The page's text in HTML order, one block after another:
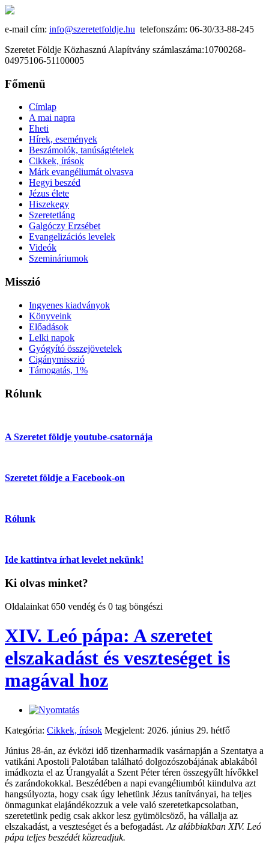
e-mail cím: info@szeretetfoldje.hu telefonszám: 06-30/33-88-245
Szeretet Földje Közhasznú Alapítvány számlaszáma:10700268-
04975106-51100005
Főmenü
Címlap
A mai napra
Eheti
Hírek, események
Beszámolók, tanúságtételek
Cikkek, írások
Márk evangéliumát olvasva
Hegyi beszéd
Jézus élete
Hiszekegy
Szeretetláng
Galgóczy Erzsébet
Evangelizációs levelek
Videók
Szemináriumok
Misszió
Ingyenes kiadványok
Könyveink
Előadások
Lelki napok
Gyógyító összejövetelek
Cigánymisszió
Támogatás, 1%
Rólunk
A Szeretet földje youtube-csatornája
Szeretet földje a Facebook-on
Rólunk
Ide kattintva írhat levelet nekünk!
Ki olvas minket?
Oldalainkat 650 vendég és 0 tag böngészi
XIV. Leó pápa: A szeretet
elszakadást és veszteséget is
magával hoz
Kategória: Cikkek, írások Megjelent: 2026. június 29. hétfő
Június 28-án, az évközi idő tizenharmadik vasárnapján a Szentatya a
vatikáni Apostoli Palotában található dolgozószobájának ablakából
imádkozta el az Úrangyalát a Szent Péter téren összegyűlt hívőkkel
és zarándokokkal. Beszédében a napi evangéliumból kiindulva azt
hangsúlyozta, hogy csak úgy lehetünk Jézus tanítványai, ha teljes
önmagunkat elajándékozzuk a vele való szeretetkapcsolatban,
szeretetünk pedig csak akkor lesz gyümölcsöző, ha vállalja az
elszakadást, a veszteséget és a befogadást. Az alábbiakban XIV. Leó
pápa teljes beszédét közreadjuk.